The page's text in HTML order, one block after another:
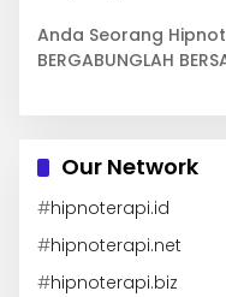
Anda Seorang
BERGABUNGLAH
Our Network
#hipnoterapi.id
#hipnoterapi.net
#hipnoterapi.biz